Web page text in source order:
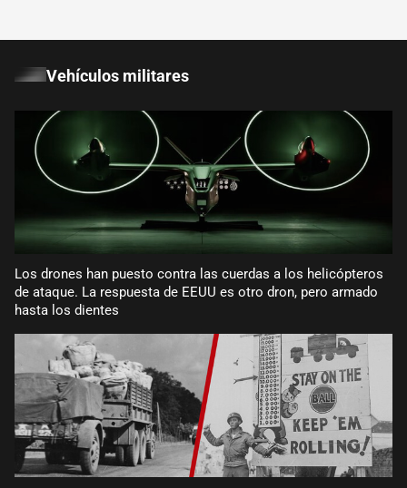
Vehículos militares
Los drones han puesto contra las cuerdas a los helicópteros
de ataque. La respuesta de EEUU es otro dron, pero armado
hasta los dientes